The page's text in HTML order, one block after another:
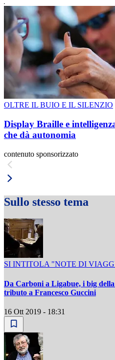
OLTRE IL BUIO E IL SILENZIO
Display Braille e
che dà autonomia
contenuto sponsorizzato
Sullo stesso tema
SI INTITOLA "NOTE DI
Da Carboni a Ligabue, i big
tributo a Francesco Guccini
16 Ott 2019 - 18:31